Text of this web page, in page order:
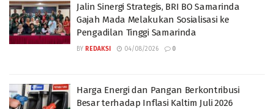
Jalin Sinergi Strategis, BRI BO Samarinda
Gajah Mada Melakukan Sosialisasi ke
Pengadilan Tinggi Samarinda
BY REDAKSI 04/08/2026 0
Harga Energi dan Pangan Berkontribusi
Besar terhadap Inflasi Kaltim Juli 2026